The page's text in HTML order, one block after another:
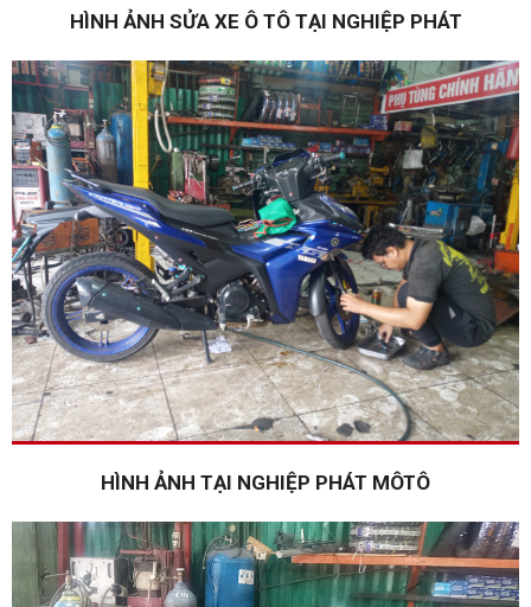
HÌNH ẢNH SỬA XE Ô TÔ TẠI NGHIỆP PHÁT
HÌNH ẢNH TẠI NGHIỆP PHÁT MÔTÔ